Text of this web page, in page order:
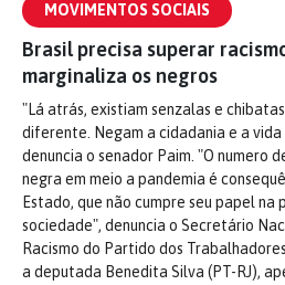
MOVIMENTOS SOCIAIS
Brasil precisa superar
marginaliza os negros
"Lá atrás, existiam senzalas e
diferente. Negam a cidadania e a
denuncia o senador Paim. "O numero
negra em meio a pandemia é
Estado, que não cumpre seu papel
sociedade", denuncia o Secretário
Racismo do Partido dos
a deputada Benedita Silva (PT-RJ),